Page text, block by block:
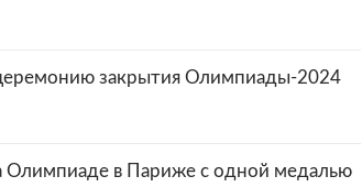
закрытия Олимпиады-2024
Олимпиаде в Париже с одной медалью